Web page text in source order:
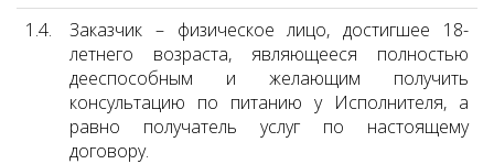
1.4.
Заказчик – физическое лицо, достигшее 18-
летнего возраста, являющееся полностью
дееспособным и желающим получить
консультацию по питанию у Исполнителя, а
равно получатель услуг по настоящему
договору.